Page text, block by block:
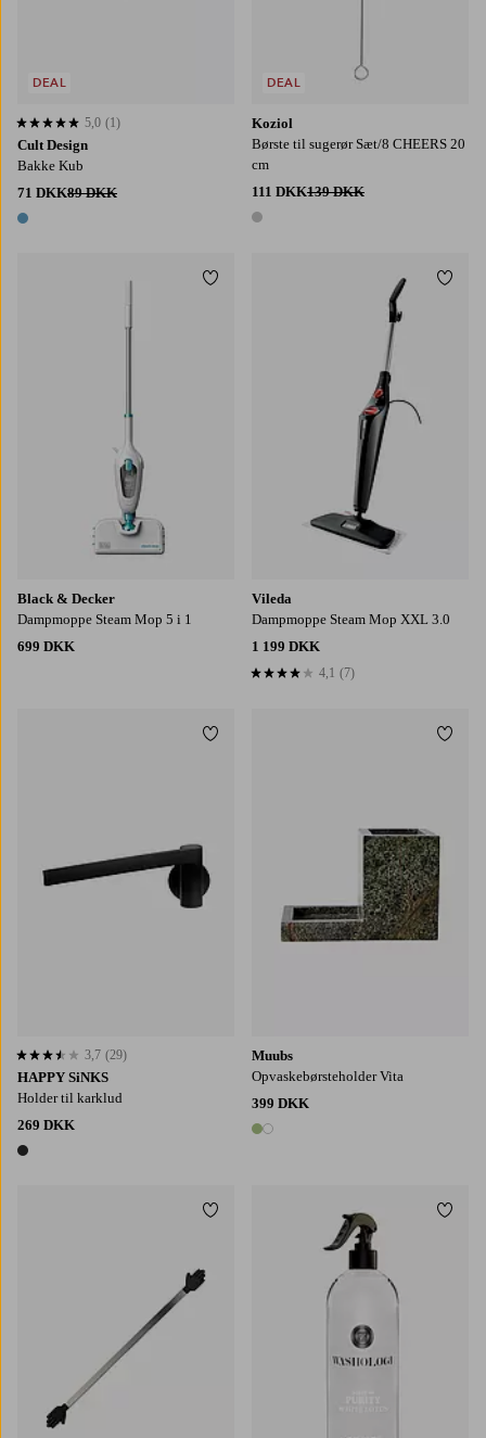
Cult Design
Bakke Kub
71 DKK89 DKK
1 farve
5,0 baseret på 1 bedømmelser
5,0 (1)
DEAL
Koziol
Børste til sugerør Sæt/8 CHEERS 20
cm
111 DKK139 DKK
1 farve
DEAL
Black & Decker
Dampmoppe Steam Mop 5 i 1
699 DKK
Tilføj til favoritter
Vileda
Dampmoppe Steam Mop XXL 3.0
1 199 DKK
4,1 baseret på 7 bedømmelser
4,1 (7)
HAPPY SiNKS
Holder til karklud
269 DKK
1 farve
3,7 baseret på 29 bedømmelser
3,7 (29)
Tilføj til favoritter
Muubs
Opvaskebørsteholder Vita
399 DKK
2 farver
Tilføj til favoritter